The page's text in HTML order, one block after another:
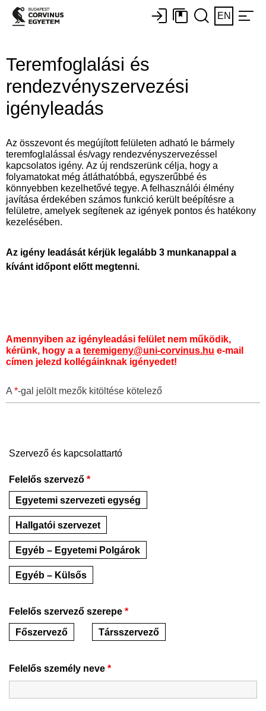
EN
Teremfoglalási és
rendezvényszervezési
igényleadás
Az összevont és megújított felületen adható le bármely
teremfoglalással és/vagy rendezvényszervezéssel
kapcsolatos igény. Az új rendszerünk célja, hogy a
folyamatokat még átláthatóbbá, egyszerűbbé és
könnyebben kezelhetővé tegye. A felhasználói élmény
javítása érdekében számos funkció került beépítésre a
felületre, amelyek segítenek az igények pontos és hatékony
kezelésében.
Az igény leadását kérjük legalább 3 munkanappal a
kívánt időpont előtt megtenni.
Amennyiben az igényleadási felület nem működik,
kérünk, hogy a a teremigeny@uni-corvinus.hu e-mail
címen jelezd kollégáinknak igényedet!
A *-gal jelölt mezők kitöltése kötelező
Szervező és kapcsolattartó
Felelős szervező *
Egyetemi szervezeti egység
Hallgatói szervezet
Egyéb – Egyetemi Polgárok
Egyéb – Külsős
Felelős szervező szerepe *
Főszervező Társszervező
Felelős személy neve *